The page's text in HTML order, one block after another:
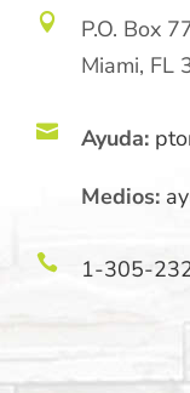

P.O. Box
Miami, FL
 Ayuda:
Medios:
 1-305-